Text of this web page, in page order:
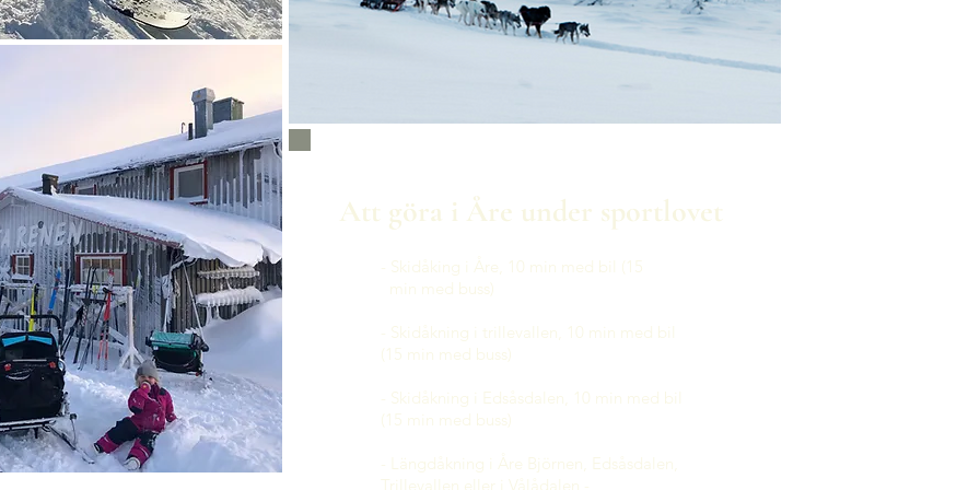
Att göra i Åre under sportlovet
- Skidåking i Åre, 10 min med bil (15
min med buss)
- Skidåkning i trillevallen, 10 min med bil
(15 min med buss)
- Skidåkning i Edsåsdalen, 10 min med bil
(15 min med buss)
- Längdåkning i Åre Björnen, Edsåsdalen,
Trillevallen eller i Vålådalen -